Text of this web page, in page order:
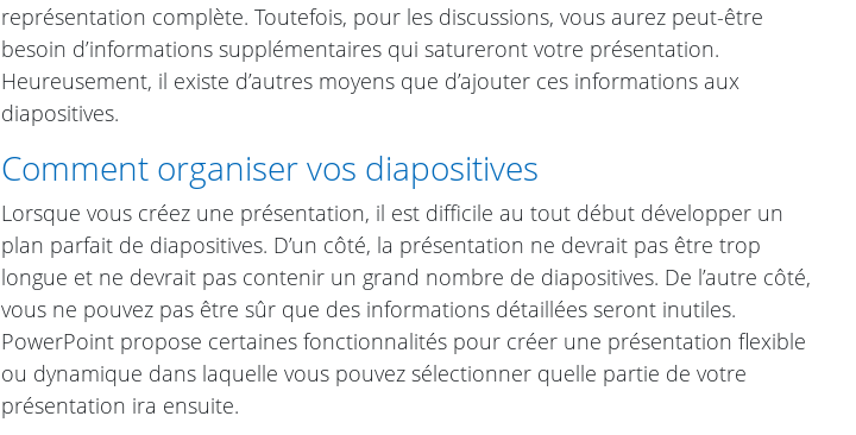
représentation complète. Toutefois, pour les discussions, vous aurez peut-être
besoin d’informations supplémentaires qui satureront votre présentation.
Heureusement, il existe d’autres moyens que d’ajouter ces informations aux
diapositives.
Comment organiser vos diapositives
Lorsque vous créez une présentation, il est difficile au tout début développer un
plan parfait de diapositives. D’un côté, la présentation ne devrait pas être trop
longue et ne devrait pas contenir un grand nombre de diapositives. De l’autre côté,
vous ne pouvez pas être sûr que des informations détaillées seront inutiles.
PowerPoint propose certaines fonctionnalités pour créer une présentation flexible
ou dynamique dans laquelle vous pouvez sélectionner quelle partie de votre
présentation ira ensuite.